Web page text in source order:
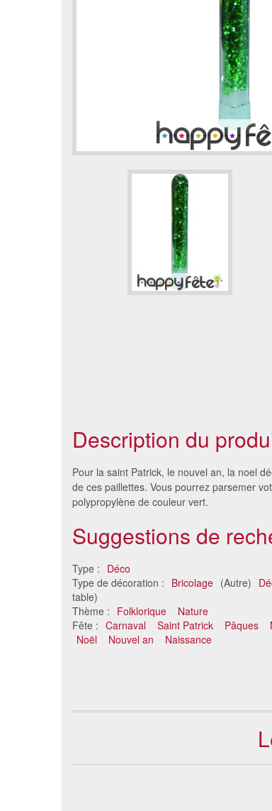
Description du
Pour la saint Patrick, le nouvel an, la noel
de ces paillettes. Vous pourrez parsemer
polypropylène de couleur vert.
Suggestions de
Type : Déco
Type de décoration : Bricolage (Autre)
table)
Thème : Folklorique
Nature
Fête : Carnaval Saint Patrick Pâques
Noël
Nouvel an Naissance
Paille en papier, 100g
6.79 €